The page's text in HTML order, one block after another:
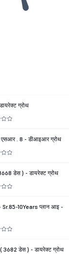
ग्रोथ
- एसआर . 8 - डीआइआर ग्रोथ
डेस ) - डायरेक्ट ग्रोथ
10Years प्लान आइ -
3682 डेस ) - डायरेक्ट ग्रोथ